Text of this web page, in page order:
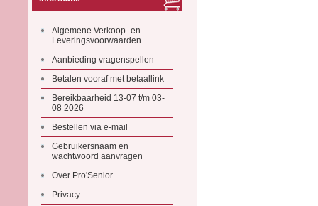
Algemene Verkoop- en
Leveringsvoorwaarden
Aanbieding vragenspellen
Betalen vooraf met betaallink
Bereikbaarheid 13-07 t/m 03-
08 2026
Bestellen via e-mail
Gebruikersnaam en
wachtwoord aanvragen
Over Pro'Senior
Privacy